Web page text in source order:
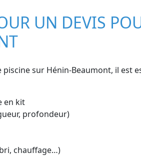
UN DEVIS
sur Hénin-Beaumont, il est
en kit
profondeur)
chauffage…)